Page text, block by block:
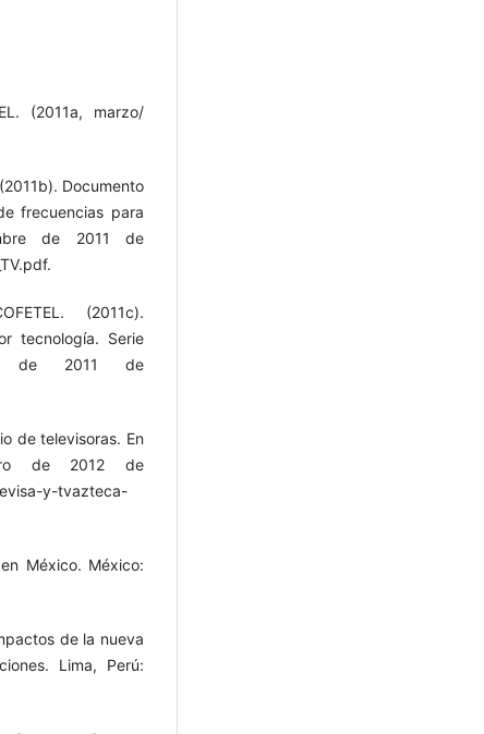
(2011a, marzo/
Documento
frecuencias para
de 2011 de
(2011c).
tecnología. Serie
de 2011 de
de televisoras. En
de 2012 de
y-tvazteca-
México. México:
de la nueva
Lima, Perú: